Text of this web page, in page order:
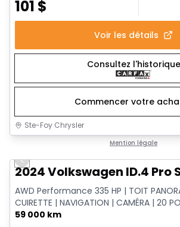
101 $
Voir les détails
Consultez l'historique
Commencer votre
Ste-Foy Chrysler
Mention légale
Previous slide
2024 Volkswagen ID.4 Pro
AWD Performance 335 HP | TOIT
CUIRETTE | NAVIGATION | CAMÉRA | 20
59 000 km